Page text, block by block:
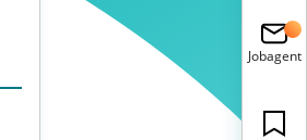
Jobagent